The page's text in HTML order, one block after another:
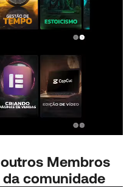
Membros
comunidade